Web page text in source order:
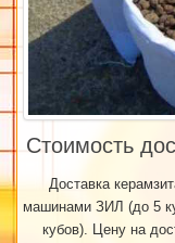
Стоимость
Доставка
машинами ЗИЛ (до 5
кубов). Цену на